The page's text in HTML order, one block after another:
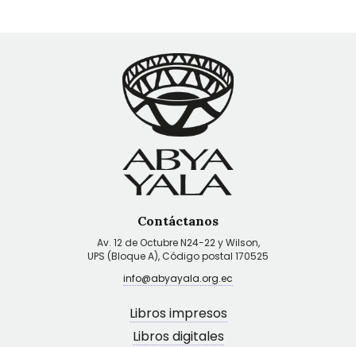
Contáctanos
Av. 12 de Octubre N24-22 y Wilson,
UPS (Bloque A), Código postal 170525
info@abyayala.org.ec
Libros impresos
Libros digitales